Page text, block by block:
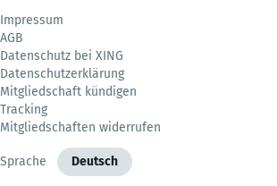
Impressum
AGB
Datenschutz bei XING
Datenschutzerklärung
Mitgliedschaft kündigen
Tracking
Mitgliedschaften widerrufen
Sprache Deutsch